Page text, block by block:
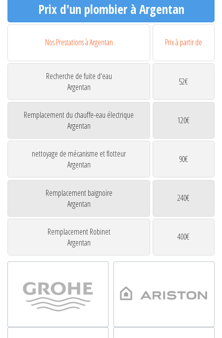
Prix d'un plombier à Argentan
Nos Prestations à Argentan Prix à partir de
Recherche de fuite d'eau
Argentan
52€
Remplacement du chauffe-eau électrique
Argentan
120€
nettoyage de mécanisme et flotteur
Argentan
90€
Remplacement baignoire
Argentan
240€
Remplacement Robinet
Argentan
400€